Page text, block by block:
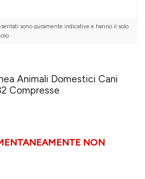
sono puramente indicative e hanno il solo
Animali Domestici Cani
Compresse
NON